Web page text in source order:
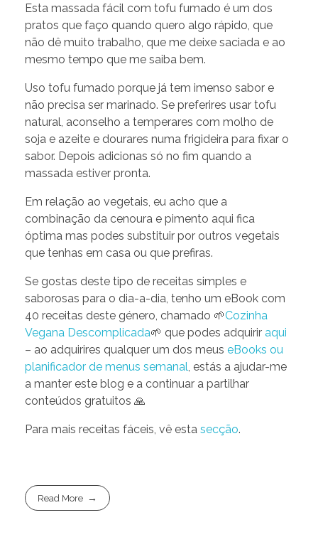
Esta massada fácil com tofu fumado é um dos
pratos que faço quando quero algo rápido, que
não dê muito trabalho, que me deixe saciada e ao
mesmo tempo que me saiba bem.
Uso tofu fumado porque já tem imenso sabor e
não precisa ser marinado. Se preferires usar tofu
natural, aconselho a temperares com molho de
soja e azeite e dourares numa frigideira para fixar o
sabor. Depois adicionas só no fim quando a
massada estiver pronta.
Em relação ao vegetais, eu acho que a
combinação da cenoura e pimento aqui fica
óptima mas podes substituir por outros vegetais
que tenhas em casa ou que prefiras.
Se gostas deste tipo de receitas simples e
saborosas para o dia-a-dia, tenho um eBook com
40 receitas deste género, chamado 🌱Cozinha
Vegana Descomplicada🌱 que podes adquirir aqui
– ao adquirires qualquer um dos meus eBooks ou
planificador de menus semanal, estás a ajudar-me
a manter este blog e a continuar a partilhar
conteúdos gratuitos 🙏
Para mais receitas fáceis, vê esta secção.
Read More